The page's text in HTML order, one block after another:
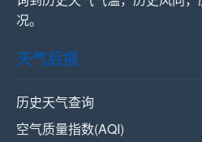
况。
天气后报
历史天气查询
空气质量指数(AQI)